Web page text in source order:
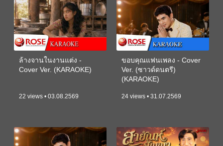
ล้างจานในงานแต่ง -
Cover Ver. (KARAOKE)
22 views • 03.08.2569
ขอบคุณแฟนเพลง - Cover
Ver. (ซาวด์ดนตรี)
(KARAOKE)
24 views • 31.07.2569